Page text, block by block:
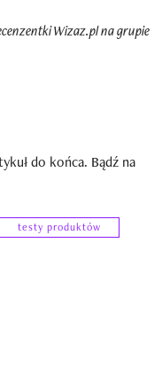
Wizaz.pl na grupie
do końca. Bądź na
testy produktów